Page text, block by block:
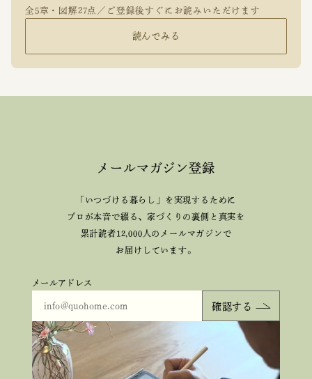
全5章・図解27点／ご登録後すぐにお読みいただけます
読んでみる
メールマガジン登録
「いつづける暮らし」を実現するために
プロが本音で綴る、家づくりの裏側と真実を
累計読者12,000人のメールマガジンで
お届けしています。
メールアドレス